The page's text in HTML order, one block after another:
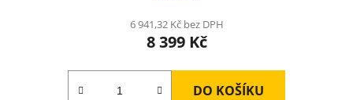
6 941,32 Kč bez DPH
8 399 Kč
DO KOŠÍKU